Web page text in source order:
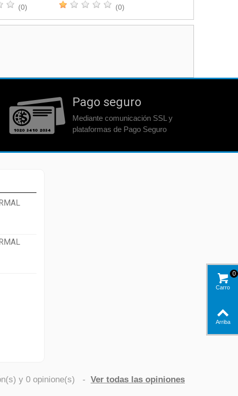
(0) (0)
Pago seguro
Mediante comunicación SSL y
plataformas de Pago Seguro
y 0 opinione(s) - Ver todas las opiniones
Carro
0
Arriba